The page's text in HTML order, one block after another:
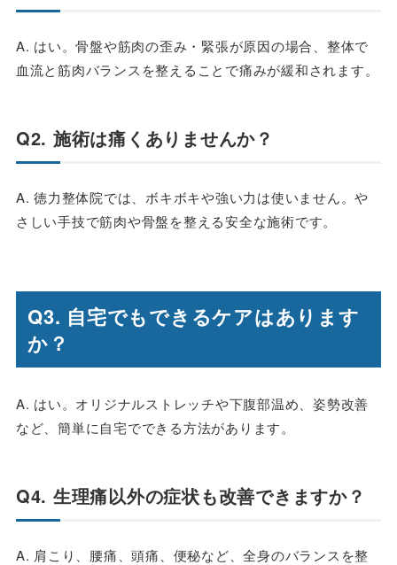
A. はい。骨盤や筋肉の歪み・緊張が原因の場合、整体で
血流と筋肉バランスを整えることで痛みが緩和されます。
Q2. 施術は痛くありませんか？
A. 徳力整体院では、ボキボキや強い力は使いません。や
さしい手技で筋肉や骨盤を整える安全な施術です。
Q3. 自宅でもできるケアはあります
か？
A. はい。オリジナルストレッチや下腹部温め、姿勢改善
など、簡単に自宅でできる方法があります。
Q4. 生理痛以外の症状も改善できますか？
A. 肩こり、腰痛、頭痛、便秘など、全身のバランスを整